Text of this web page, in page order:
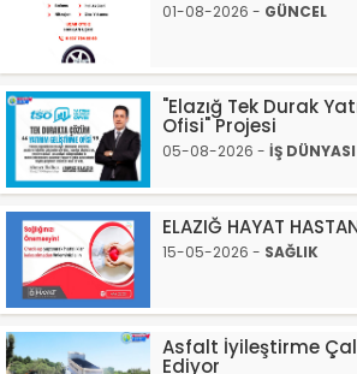
01-08-2026 - GÜNCEL
"Elazığ Tek Durak
Ofisi" Projesi
05-08-2026 - İŞ DÜNYASI
ELAZIĞ HAYAT
15-05-2026 - SAĞLIK
Asfalt İyileştirme
Ediyor